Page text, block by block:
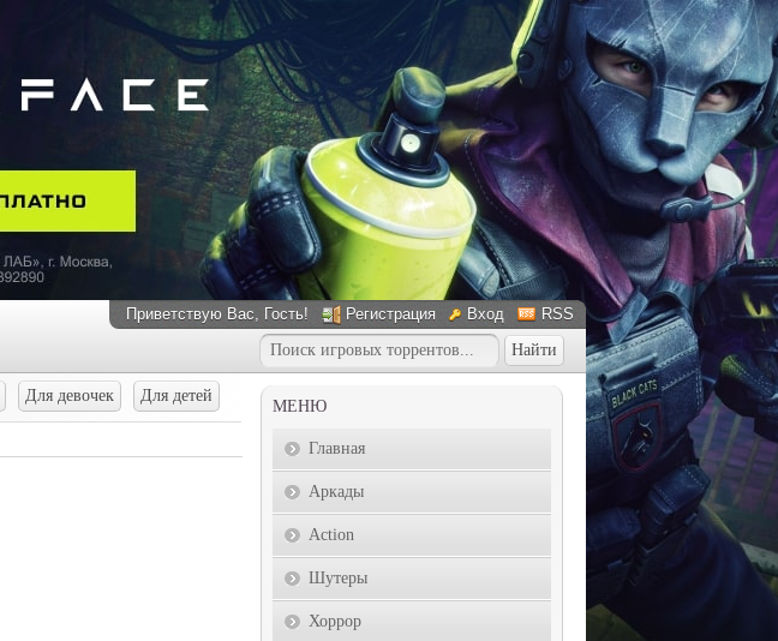
Приветствую Вас, Гость! Регистрация Вход RSS
Для девочек Для детей
МЕНЮ
Главная
Аркады
Action
Шутеры
Хоррор